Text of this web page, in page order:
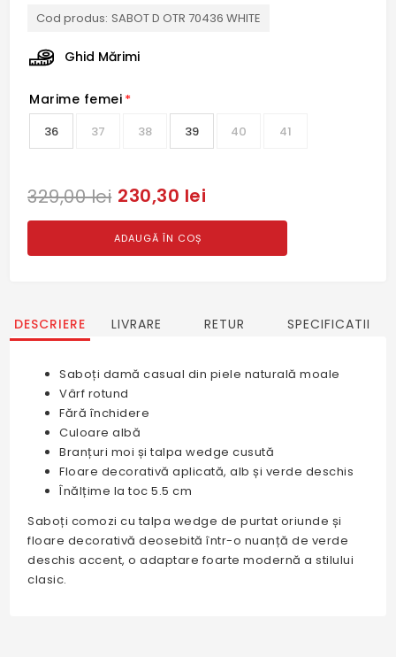
Cod produs: SABOT D OTR 70436 WHITE
Ghid Mărimi
Marime femei *
36 37 38 39 40 41
329,00 lei 230,30 lei
ADAUGĂ ÎN COȘ
DESCRIERE LIVRARE RETUR SPECIFICATII
Saboți damă casual din piele naturală moale
Vârf rotund
Fără închidere
Culoare albă
Branțuri moi și talpa wedge cusută
Floare decorativă aplicată, alb și verde deschis
Înălțime la toc 5.5 cm
Saboți comozi cu talpa wedge de purtat oriunde și
floare decorativă deosebită într-o nuanță de verde
deschis accent, o adaptare foarte modernă a stilului
clasic.